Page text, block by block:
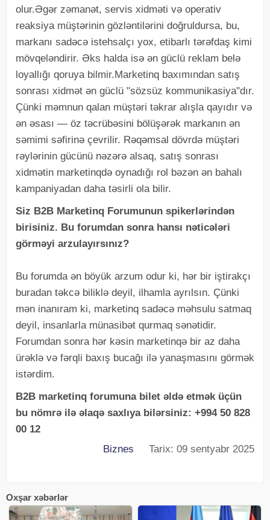
olur.Əgər zəmanət, servis xidməti və operativ
reaksiya müştərinin gözləntilərini doğruldursa, bu,
markanı sadəcə istehsalçı yox, etibarlı tərəfdaş kimi
mövqeləndirir. Əks halda isə ən güclü reklam belə
loyallığı qoruya bilmir.Marketinq baxımından satış
sonrası xidmət ən güclü "sözsüz kommunikasiya"dır.
Çünki məmnun qalan müştəri təkrar alışla qayıdır və
ən əsası — öz təcrübəsini bölüşərək markanın ən
səmimi səfirinə çevrilir. Rəqəmsal dövrdə müştəri
rəylərinin gücünü nəzərə alsaq, satış sonrası
xidmətin marketinqdə oynadığı rol bəzən ən bahalı
kampaniyadan daha təsirli ola bilir.
Siz B2B Marketinq Forumunun spikerlərindən
birisiniz. Bu forumdan sonra hansı nəticələri
görməyi arzulayırsınız?
Bu forumda ən böyük arzum odur ki, hər bir iştirakçı
buradan təkcə biliklə deyil, ilhamla ayrılsın. Çünki
mən inanıram ki, marketinq sadəcə məhsulu satmaq
deyil, insanlarla münasibət qurmaq sənətidir.
Forumdan sonra hər kəsin marketinqə bir az daha
ürəklə və fərqli baxış bucağı ilə yanaşmasını görmək
istərdim.
B2B marketinq forumuna bilet əldə etmək üçün
bu nömrə ilə əlaqə saxlıya bilərsiniz: +994 50 828
00 12
Biznes Tarix: 09 sentyabr 2025
Oxşar xəbərlər